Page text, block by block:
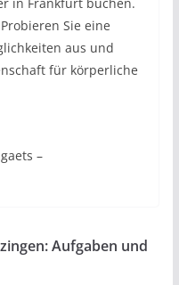
in Frankfurt buchen.
Sie eine
aus und
für körperliche
–
Aufgaben und